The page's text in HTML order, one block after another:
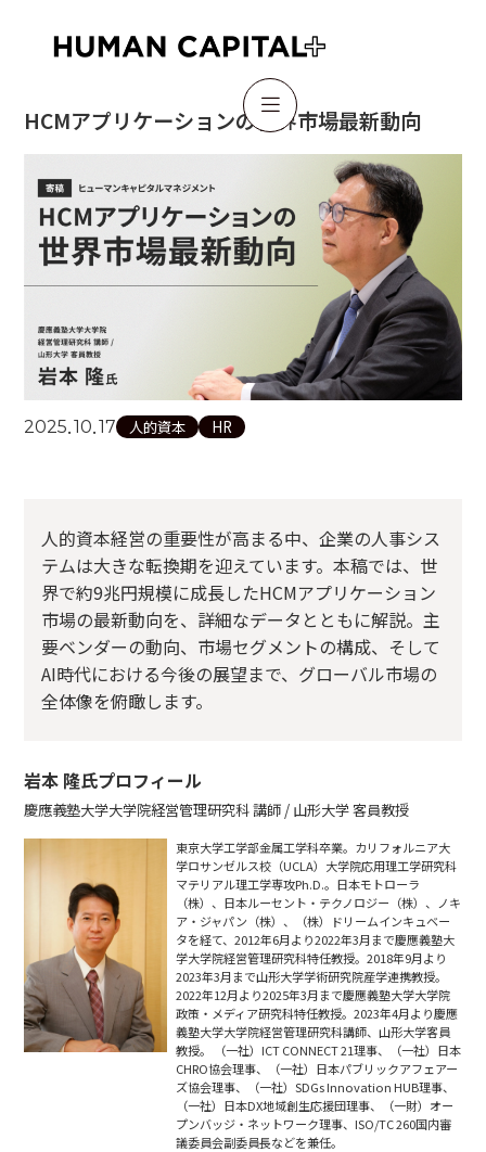

HCMアプリケーションの世界市場最新動向
2025.10.17 人的資本 HR
人的資本経営の重要性が高まる中、企業の人事シス
テムは大きな転換期を迎えています。本稿では、世
界で約9兆円規模に成長したHCMアプリケーション
市場の最新動向を、詳細なデータとともに解説。主
要ベンダーの動向、市場セグメントの構成、そして
AI時代における今後の展望まで、グローバル市場の
全体像を俯瞰します。
岩本 隆氏プロフィール
慶應義塾大学大学院経営管理研究科 講師 / 山形大学 客員教授
東京大学工学部金属工学科卒業。カリフォルニア大
学ロサンゼルス校（UCLA）大学院応用理工学研究科
マテリアル理工学専攻Ph.D.。日本モトローラ
（株）、日本ルーセント・テクノロジー（株）、ノキ
ア・ジャパン（株）、（株）ドリームインキュベー
タを経て、2012年6月より2022年3月まで慶應義塾大
学大学院経営管理研究科特任教授。2018年9月より
2023年3月まで山形大学学術研究院産学連携教授。
2022年12月より2025年3月まで慶應義塾大学大学院
政策・メディア研究科特任教授。2023年4月より慶應
義塾大学大学院経営管理研究科講師、山形大学客員
教授。 （一社）ICT CONNECT 21理事、（一社）日本
CHRO協会理事、（一社）日本パブリックアフェアー
ズ協会理事、（一社）SDGs Innovation HUB理事、
（一社）日本DX地域創生応援団理事、（一財）オー
プンバッジ・ネットワーク理事、ISO/TC 260国内審
議委員会副委員長などを兼任。